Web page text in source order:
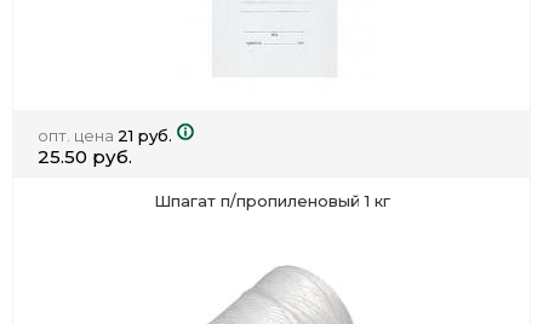
опт. цена 21 руб.
25.50 руб.
Шпагат п/пропиленовый 1 кг